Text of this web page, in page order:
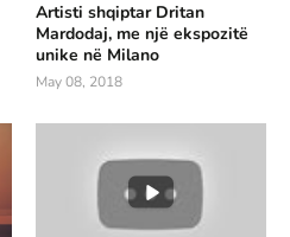
Artisti shqiptar Dritan
Mardodaj, me një ekspozitë
unike në Milano
May 08, 2018